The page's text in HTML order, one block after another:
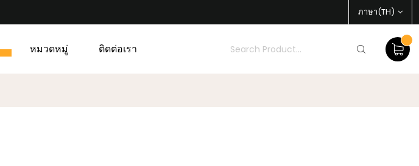
ภาษา(TH)
หมวดหมู่ ติดต่อเรา